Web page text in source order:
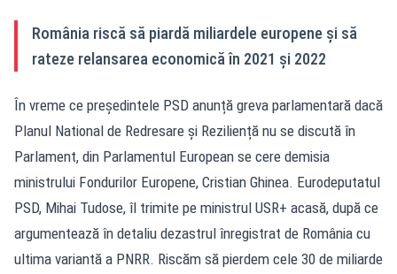
România riscă să piardă miliardele europene și să
rateze relansarea economică în 2021 și 2022
În vreme ce președintele PSD anunță greva parlamentară dacă
Planul National de Redresare și Reziliență nu se discută în
Parlament, din Parlamentul European se cere demisia
ministrului Fondurilor Europene, Cristian Ghinea. Eurodeputatul
PSD, Mihai Tudose, îl trimite pe ministrul USR+ acasă, după ce
argumentează în detaliu dezastrul înregistrat de România cu
ultima variantă a PNRR. Riscăm să pierdem cele 30 de miliarde